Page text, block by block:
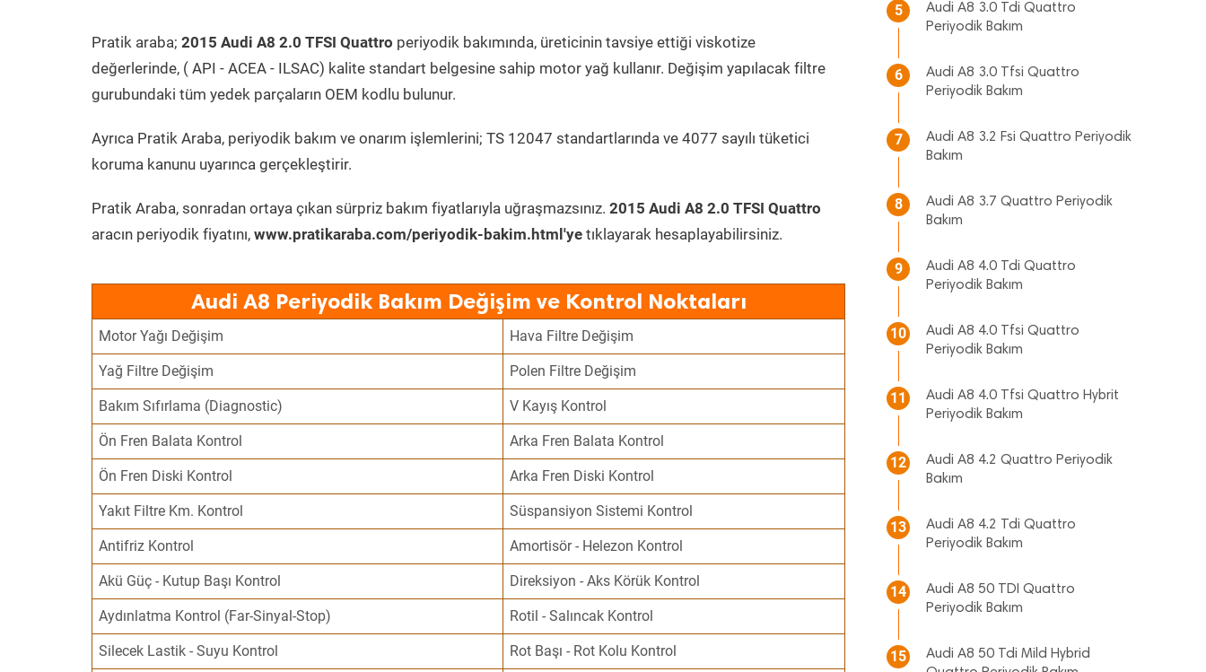
Pratik araba; 2015 Audi A8 2.0 TFSI Quattro periyodik bakımında, üreticinin tavsiye ettiği viskotize
değerlerinde, ( API - ACEA - ILSAC) kalite standart belgesine sahip motor yağ kullanır. Değişim yapılacak filtre
gurubundaki tüm yedek parçaların OEM kodlu bulunur.
Ayrıca Pratik Araba, periyodik bakım ve onarım işlemlerini; TS 12047 standartlarında ve 4077 sayılı tüketici
koruma kanunu uyarınca gerçekleştirir.
Pratik Araba, sonradan ortaya çıkan sürpriz bakım fiyatlarıyla uğraşmazsınız. 2015 Audi A8 2.0 TFSI Quattro
aracın periyodik fiyatını, www.pratikaraba.com/periyodik-bakim.html'ye tıklayarak hesaplayabilirsiniz.
Audi A8 Periyodik Bakım Değişim ve Kontrol Noktaları
Motor Yağı Değişim Hava Filtre Değişim
Yağ Filtre Değişim Polen Filtre Değişim
Bakım Sıfırlama (Diagnostic) V Kayış Kontrol
Ön Fren Balata Kontrol Arka Fren Balata Kontrol
Ön Fren Diski Kontrol Arka Fren Diski Kontrol
Yakıt Filtre Km. Kontrol Süspansiyon Sistemi Kontrol
Antifriz Kontrol Amortisör - Helezon Kontrol
Akü Güç - Kutup Başı Kontrol Direksiyon - Aks Körük Kontrol
Aydınlatma Kontrol (Far-Sinyal-Stop) Rotil - Salıncak Kontrol
Silecek Lastik - Suyu Kontrol Rot Başı - Rot Kolu Kontrol
5
Audi A8 3.0 Tdi Quattro
Periyodik Bakım
6
Audi A8 3.0 Tfsi Quattro
Periyodik Bakım
7
Audi A8 3.2 Fsi Quattro Periyodik
Bakım
8
Audi A8 3.7 Quattro Periyodik
Bakım
9
Audi A8 4.0 Tdi Quattro
Periyodik Bakım
10
Audi A8 4.0 Tfsi Quattro
Periyodik Bakım
11
Audi A8 4.0 Tfsi Quattro Hybrit
Periyodik Bakım
12
Audi A8 4.2 Quattro Periyodik
Bakım
13
Audi A8 4.2 Tdi Quattro
Periyodik Bakım
14
Audi A8 50 TDI Quattro
Periyodik Bakım
15
Audi A8 50 Tdi Mild Hybrid